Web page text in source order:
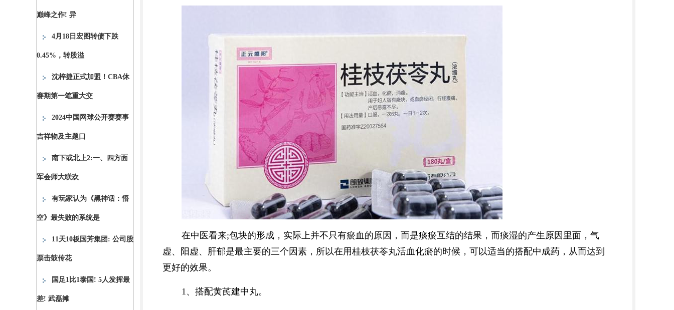
巅峰之作! 异
4月18日宏图转债下跌
0.45%，转股溢
沈梓捷正式加盟！CBA休
赛期第一笔重大交
2024中国网球公开赛赛事
吉祥物及主题口
南下或北上2:一、四方面
军会师大联欢
有玩家认为《黑神话：悟
空》最失败的系统是
11天10板国芳集团: 公司股
票击鼓传花
国足1比1泰国! 5人发挥最
差! 武磊摊
在中医看来;包块的形成，实际上并不只有瘀血的原因，而是痰瘀互结的结果，而痰湿的产生原因里面，气
虚、阳虚、肝郁是最主要的三个因素，所以在用桂枝茯苓丸活血化瘀的时候，可以适当的搭配中成药，从而达到
更好的效果。
1、搭配黄芪建中丸。